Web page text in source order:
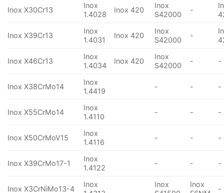
Inox X30Cr13
Inox
1.4028
Inox 420
Inox
S42000
-
Inox X39Cr13
Inox
1.4031
Inox 420
Inox
S42000
-
Inox X46Cr13
Inox
1.4034
Inox 420
Inox
S42000
- -
Inox X38CrMo14
Inox
1.4419
- - -
Inox X55CrMo14
Inox
1.4110
- - -
Inox X50CrMoV15
Inox
1.4116
- - -
Inox X39CrMo17-1
Inox
1.4122
- - -
Inox X3CrNiMo13-4
Inox
Inox
Inox
-